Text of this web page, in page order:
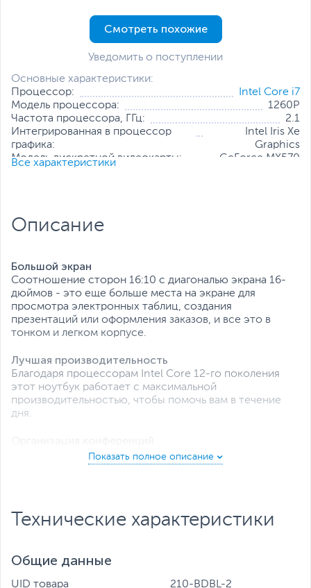
Основные характеристики:
Процессор:
Intel Core i7
Модель процессора:
1260P
Частота процессора, ГГц:
2.1
Интегрированная в процессор
графика:
Intel Iris Xe
Graphics
Модель дискретной видеокарты:
GeForce MX570
Твердотельный накопитель:
Все характеристики
Все характеристики
Смотреть похожие
Уведомить о поступлении
Описание
Большой экран
Соотношение сторон 16:10 с диагональю экрана 16-
дюймов - это еще больше места на экране для
просмотра электронных таблиц, создания
презентаций или оформления заказов, и все это в
тонком и легком корпусе.
Лучшая производительность
Благодаря процессорам Intel Core 12-го поколения
этот ноутбук работает с максимальной
производительностью, чтобы помочь вам в течение
дня.
Впечатления имеют значение. Звук такой же четкий,
как при телефонном разговоре, благодаря
динамическим диапазоном и функцией временного
Технические характеристики
Общие данные
UID товара 210-BDBL-2